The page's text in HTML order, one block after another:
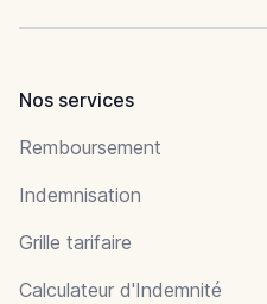
Nos services
Remboursement
Indemnisation
Grille tarifaire
Calculateur d'Indemnité